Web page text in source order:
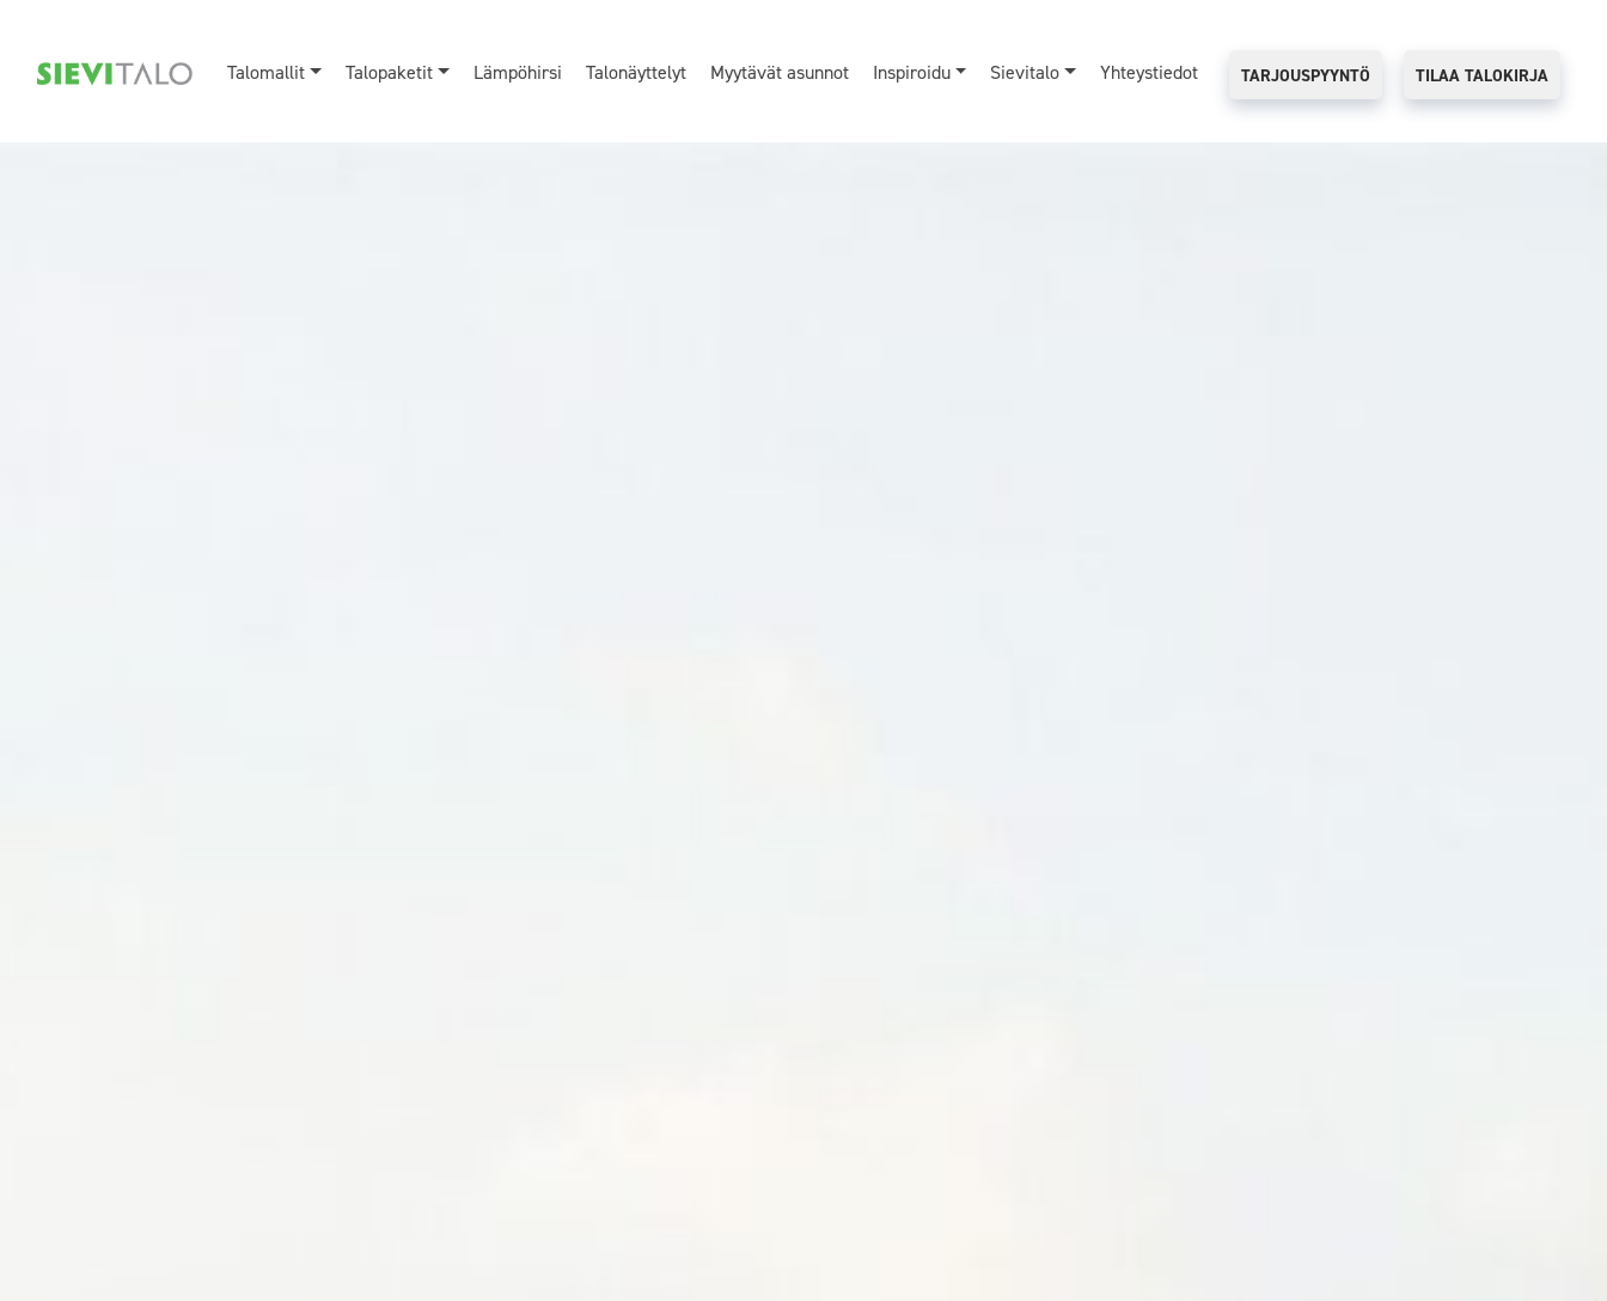
Talomallit Talopaketit Lämpöhirsi Talonäyttelyt Myytävät asunnot Inspiroidu Sievitalo Yhteystiedot TARJOUSPYYNTÖ TILAA TALOKIRJA